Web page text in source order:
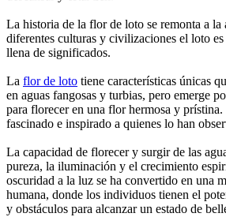
La historia de la flor de loto se remonta a la
diferentes culturas y civilizaciones el loto
llena de significados.
La flor de loto tiene características únicas
en aguas fangosas y turbias, pero emerge
para florecer en una flor hermosa y prístina.
fascinado e inspirado a quienes lo han
La capacidad de florecer y surgir de las
pureza, la iluminación y el crecimiento
oscuridad a la luz se ha convertido en una
humana, donde los individuos tienen el
y obstáculos para alcanzar un estado de